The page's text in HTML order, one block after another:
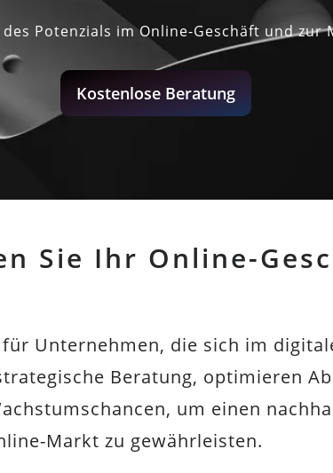
Potenzials im Online-Geschäft und zur
Kostenlose Beratung
Sie Ihr Online-
Unternehmen, die sich im
Beratung, optimieren
um einen
Markt zu gewährleisten.